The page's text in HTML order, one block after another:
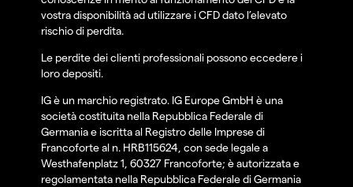
vostra disponibilità ad utilizzare i CFD dato l’elevato
rischio di perdita.
Le perdite dei clienti professionali possono eccedere i
loro depositi.
IG è un marchio registrato. IG Europe GmbH è una
società costituita nella Repubblica Federale di
Germania e iscritta al Registro delle Imprese di
Francoforte al n. HRB115624, con sede legale a
Westhafenplatz 1, 60327 Francoforte; è autorizzata e
regolamentata nella Repubblica Federale di Germania